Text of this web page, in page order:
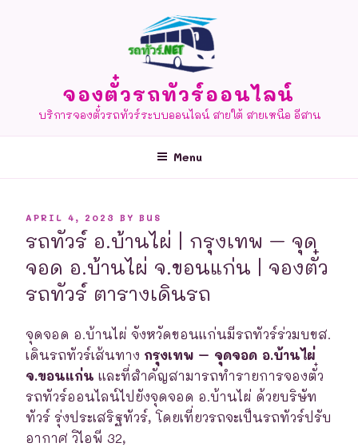
จองตั๋วรถทัวร์ออนไลน์
บริการจองตั๋วรถทัวร์ระบบออนไลน์ สายใต้ สายเหนือ อีสาน
Menu
POSTED
APRIL 4, 2023 BY BUS
รถทัวร์ อ.บ้านไผ่ | กรุงเทพ – จุด
จอด อ.บ้านไผ่ จ.ขอนแก่น | จองตั๋ว
รถทัวร์ ตารางเดินรถ
จุดจอด อ.บ้านไผ่ จังหวัดขอนแก่นมีรถทัวร์ร่วมบขส.
เดินรถทัวร์เส้นทาง กรุงเทพ – จุดจอด อ.บ้านไผ่
จ.ขอนแก่น และที่สำคัญสามารถทำรายการจองตั๋ว
รถทัวร์ออนไลน์ไปยังจุดจอด อ.บ้านไผ่ ด้วยบริษัท
ทัวร์ รุ่งประเสริฐทัวร์, โดยเที่ยวรถจะเป็นรถทัวร์ปรับ
อากาศ วิไอพี 32,